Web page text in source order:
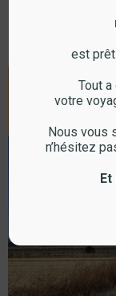
est
Tout
votre
Nous vous
n’hésitez